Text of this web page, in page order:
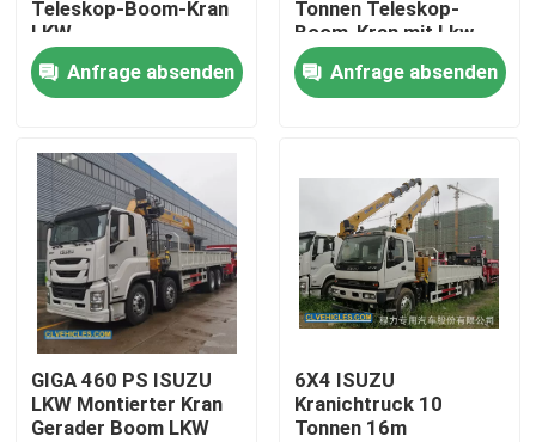
Haus
Produkte
Videos
Teleskop-Boom-Kran
LKW
Anfrage absenden
Tonnen Teleskop-
Boom-Kran mit Lkw
Anfrage absenden
GIGA 460 PS ISUZU
LKW Montierter Kran
Gerader Boom LKW
6X4 ISUZU
Kranichtruck 10
Tonnen 16m